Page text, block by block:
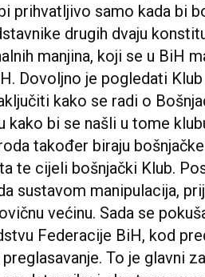
prihvatljivo samo kada bi
drugih dvaju
manjina, koji se u BiH
Dovoljno je pogledati
kako se radi o
kako bi se našli u tome
također biraju
te cijeli bošnjački Klub.
sustavom manipulacija,
većinu. Sada se
Federacije BiH, kod
To je glavni